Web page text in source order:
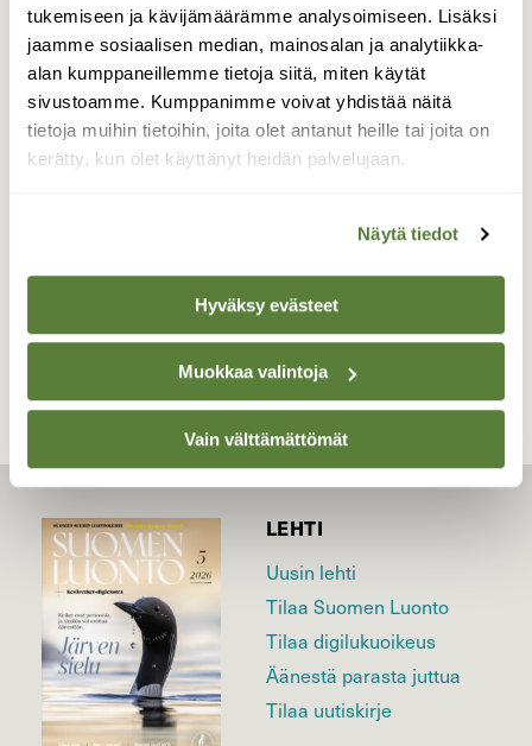
tukemiseen ja kävijämäärämme analysoimiseen. Lisäksi
jaamme sosiaalisen median, mainosalan ja analytiikka-
alan kumppaneillemme tietoja siitä, miten käytät
sivustoamme. Kumppanimme voivat yhdistää näitä
tietoja muihin tietoihin, joita olet antanut heille tai joita on
kerätty, kun olet käyttänyt heidän palvelujaan.
Näytä tiedot
Hyväksy evästeet
Muokkaa valintoja
Vain välttämättömät
Viherpeippo
...viherpeippo vieraili aurinkoisen kevät -
pakkasaamuna ruokailupaikalla...
TAKAISIN LISTAAN
LEHTI
Uusin lehti
Tilaa Suomen Luonto
Tilaa digilukuoikeus
Äänestä parasta juttua
Tilaa uutiskirje